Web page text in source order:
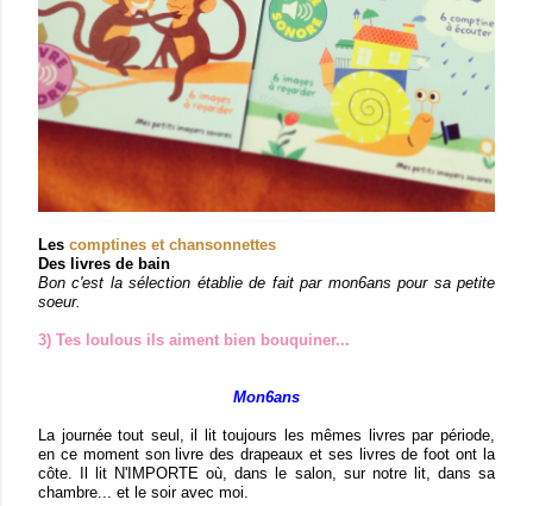
Les comptines et chansonnettes
Des livres de bain
Bon c'est la sélection établie de fait par mon6ans pour sa petite
soeur.
3) Tes loulous ils aiment bien bouquiner...
Mon6ans
La journée tout seul, il lit toujours les mêmes livres par période,
en ce moment son livre des drapeaux et ses livres de foot ont la
côte. Il lit N'IMPORTE où, dans le salon, sur notre lit, dans sa
chambre... et le soir avec moi.